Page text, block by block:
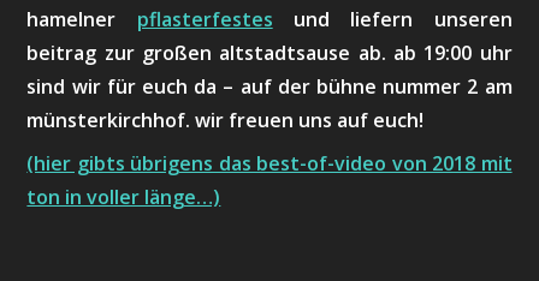
hamelner pflasterfestes und liefern unseren
beitrag zur großen altstadtsause ab. ab 19:00 uhr
sind wir für euch da – auf der bühne nummer 2 am
münsterkirchhof. wir freuen uns auf euch!
(hier gibts übrigens das best-of-video von 2018 mit
ton in voller länge…)